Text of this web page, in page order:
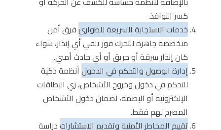
كسر النوافذ.
خدمات الاستجابة السريعة للطوارئفرق أمن
متخصصة جاهزة للتحرك فور تلقي أي إنذار، سواء
كان إنذار سرقة أو حريق أو أي حادث أمني.
إدارة الوصول والتحكم في الدخولأنظمة ذكية
للتحكم في دخول وخروج الأشخاص، زي البطاقات
الإلكترونية أو البصمة، لضمان دخول الأشخاص
المصرح لهم فقط.
تقييم المخاطر الأمنية وتقديم الاستشاراتدراسة